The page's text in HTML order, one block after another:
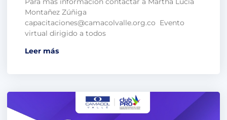
Montañez Zúñiga
capacitaciones@camacolvalle.org.co Evento
virtual dirigido a todos
Leer más